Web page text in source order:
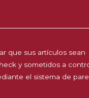
que sus artículos sean
y sometidos a
el sistema de